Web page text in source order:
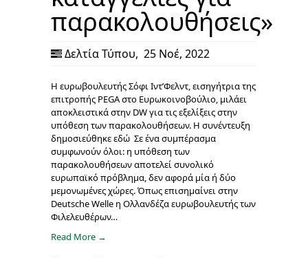
παρακολουθήσεις»
Δελτία Τύπου, 25 Νοέ, 2022
Η ευρωβουλευτής Σόφι Ιντ’Φελντ, εισηγήτρια της
επιτροπής PEGA στο Ευρωκοινοβούλιο, μιλάει
αποκλειστικά στην DW για τις εξελίξεις στην
υπόθεση των παρακολουθήσεων. H συνέντευξη
δημοσιεύθηκε εδώ Σε ένα συμπέρασμα
συμφωνούν όλοι: η υπόθεση των
παρακολουθήσεων αποτελεί συνολικό
ευρωπαϊκό πρόβλημα, δεν αφορά μία ή δύο
μεμονωμένες χώρες. Όπως επισημαίνει στην
Deutsche Welle η Ολλανδέζα ευρωβουλευτής των
Φιλελευθέρων…
Read More →